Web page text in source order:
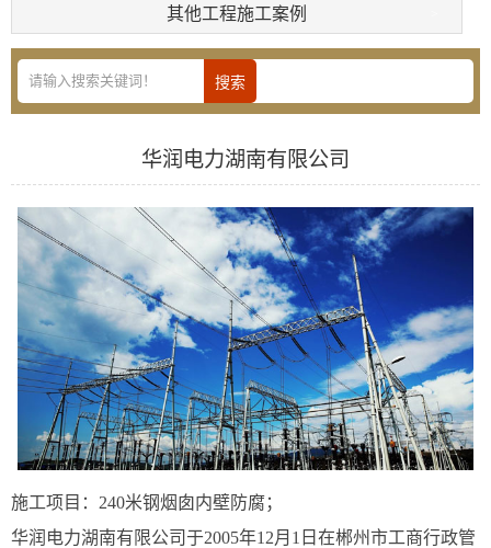
其他工程施工案例
华润电力湖南有限公司
施工项目：240米钢烟囱内壁防腐；
华润电力湖南有限公司于2005年12月1日在郴州市工商行政管